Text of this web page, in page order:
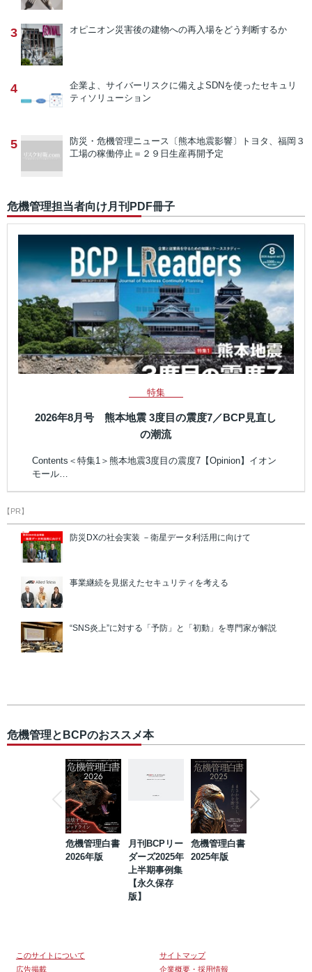
3 オピニオン災害後の建物への再入場をどう判断するか
4 企業よ、サイバーリスクに備えよ SDNを使ったセキュリ
ティソリューション
5 防災・危機管理ニュース 〔熊本地震影響〕トヨタ、福岡３
工場の稼働停止＝２９日生産再開予定
危機管理担当者向け月刊PDF冊子
特集
2026年8月号 熊本地震 3度目の震度7／BCP見直し
の潮流
Contents＜特集1＞熊本地震3度目の震度7【Opinion】イオン
モール…
【PR】
防災DXの社会実装 －衛星データ利活用に向けて
事業継続を見据えたセキュリティを考える
“SNS炎上”に対する「予防」と「初動」を専門家が解説
危機管理とBCPのおススメ本
危機管理白書
2026年版
月刊BCPリー
ダーズ2025年
上半期事例集
【永久保存
版】
危機管理白書
2025年版
このサイトについて
サイトマップ
広告掲載
企業概要・採用情報